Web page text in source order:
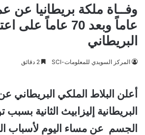
عاماً وبعد 70 عاماً
البريطاني
المركز السويدي للمعلومات-SCI
أعلن البلاط الملكي البريطاني
البريطانية إليزابيث الثانية
الجسم عن مساء اليوم لأسباب